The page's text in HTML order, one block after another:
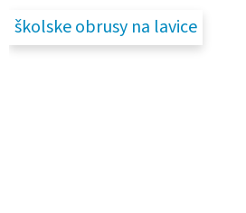
školske obrusy na lavice